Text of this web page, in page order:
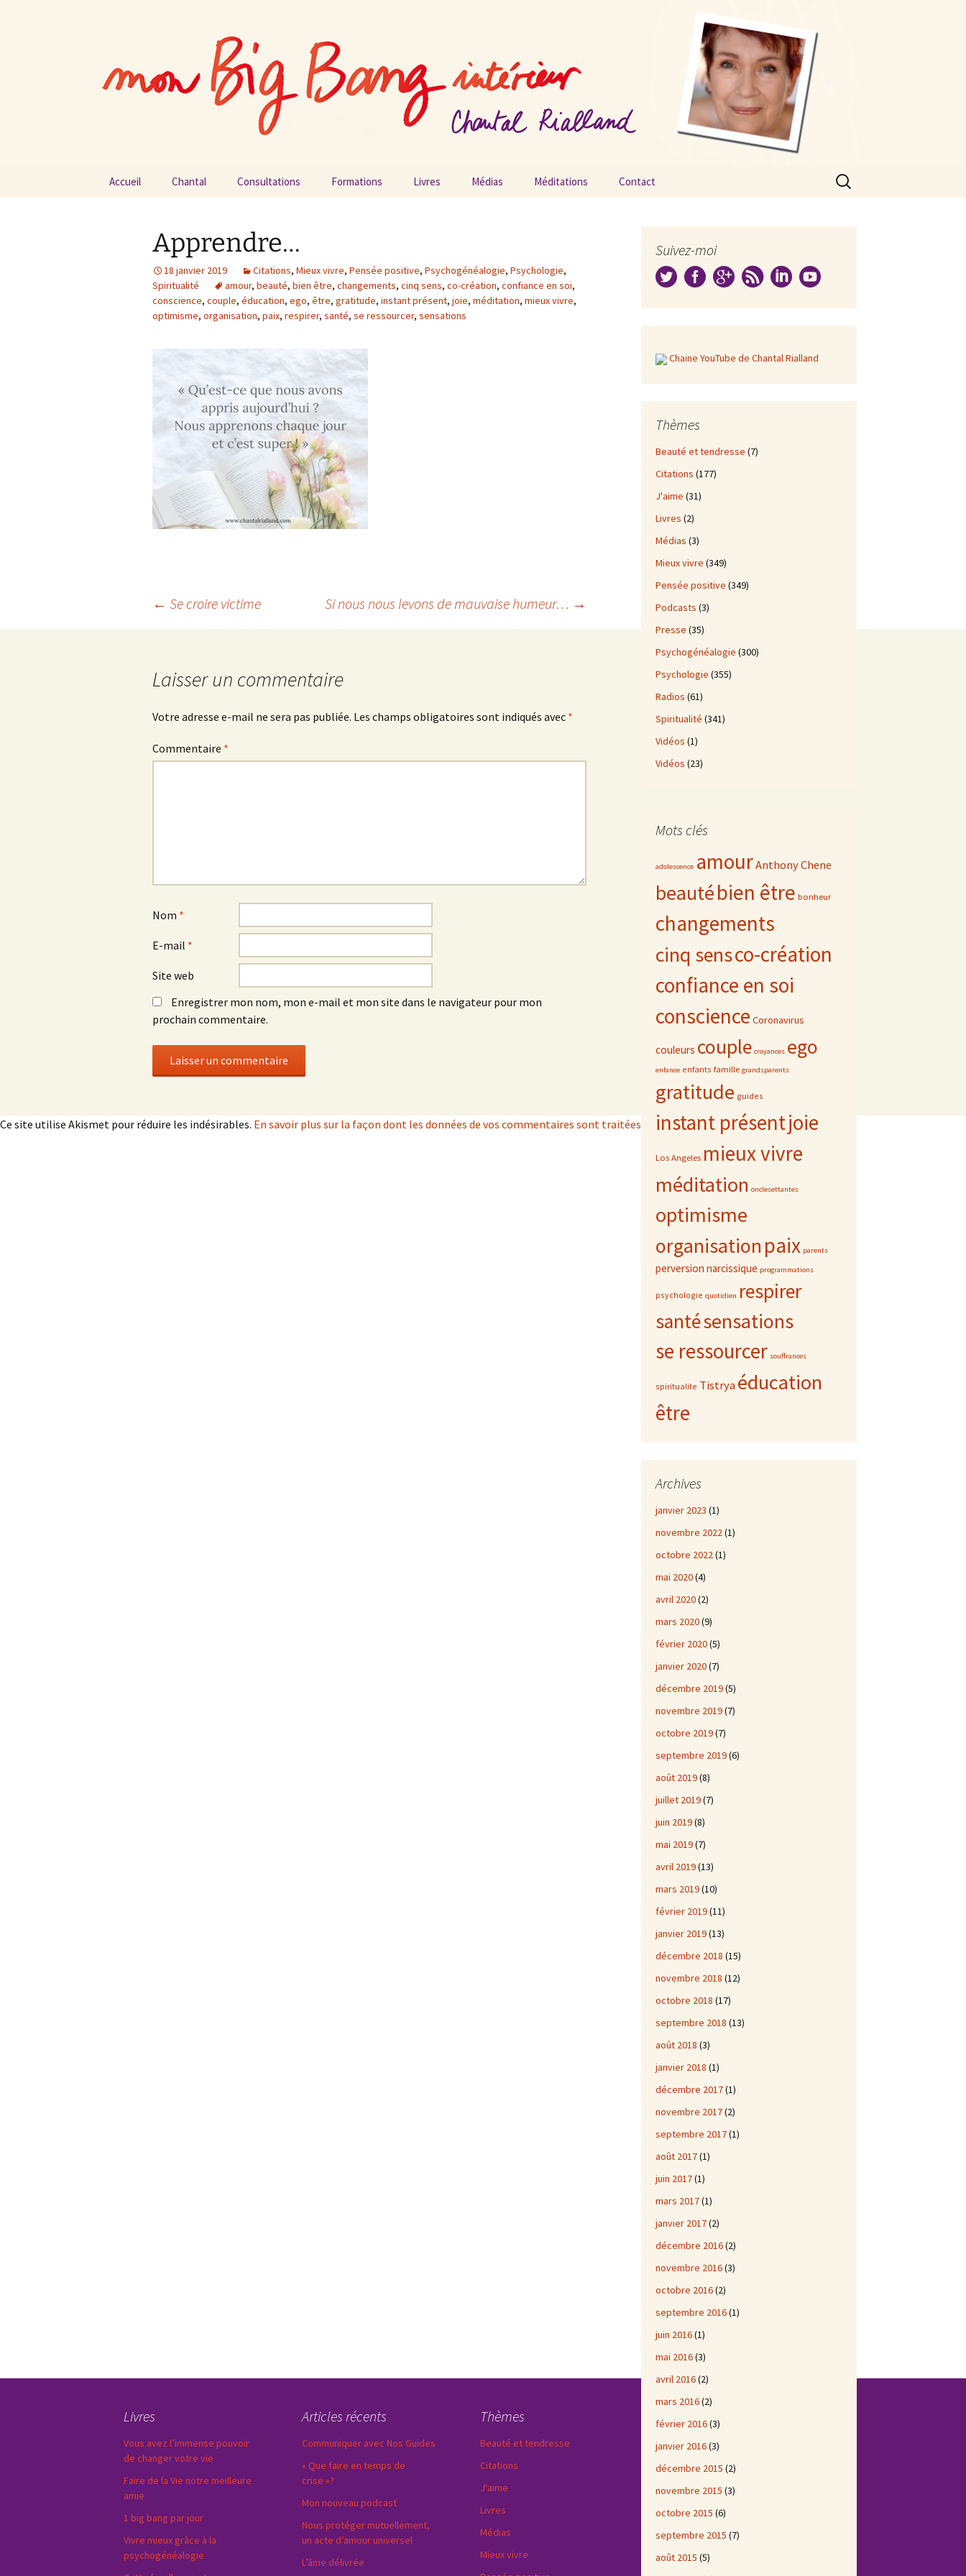
Mon big-bang intérieur
Accueil Chantal Consultations Formations Livres Médias
Radios
Méditations Contact
Rechercher :
Apprendre…
18 janvier 2019 Citations, Mieux vivre, Pensée positive, Psychogénéalogie, Psychologie,
Spiritualité
amour, beauté, bien être, changements, cinq sens, co-création, confiance en soi,
conscience, couple, éducation, ego, être, gratitude, instant présent, joie, méditation, mieux vivre,
optimisme, organisation, paix, respirer, santé, se ressourcer, sensations
← Se croire victime Si nous nous levons de mauvaise humeur… →
Laisser un commentaire
Votre adresse e-mail ne sera pas publiée. Les champs obligatoires sont indiqués avec *
Commentaire *
Nom *
E-mail *
Site web
Enregistrer mon nom, mon e-mail et mon site dans le navigateur pour mon
prochain commentaire.
Ce site utilise Akismet pour réduire les indésirables. En savoir plus sur la façon dont les données de vos commentaires sont traitées
Suivez-moi
Chaine YouTube de Chantal Rialland
Thèmes
Beauté et tendresse (7)
Citations (177)
J'aime (31)
Livres (2)
Médias (3)
Mieux vivre (349)
Pensée positive (349)
Podcasts (3)
Presse (35)
Psychogénéalogie (300)
Psychologie (355)
Radios (61)
Spiritualité (341)
Vidéos (1)
Vidéos (23)
Mots clés
adolescence amourAnthony Chene
beautébien être bonheur
changements
cinq sensco-création
confiance en soi
conscience Coronavirus
couleurs couple croyances ego
enfance enfants famille grandsparents
gratitude guides
instant présentjoie
Los Angeles mieux vivre
méditation onclesettantes
optimisme
organisationpaix parents
perversion narcissique programmations
psychologie quotidien respirer
santésensations
se ressourcer souffrances
spiritualite Tistryaéducation
être
Archives
janvier 2023 (1)
novembre 2022(1)
octobre 2022(1)
mai 2020(4)
avril 2020(2)
mars 2020(9)
février 2020(5)
janvier 2020(7)
décembre 2019(5)
novembre 2019(7)
octobre 2019(7)
septembre 2019(6)
août 2019(8)
juillet 2019(7)
juin 2019(8)
mai 2019(7)
avril 2019(13)
mars 2019(10)
février 2019(11)
janvier 2019(13)
décembre 2018 (15)
novembre 2018 (12)
octobre 2018 (17)
septembre 2018 (13)
août 2018 (3)
janvier 2018 (1)
décembre 2017(1)
novembre 2017(2)
septembre 2017(1)
août 2017(1)
juin 2017(1)
mars 2017(1)
janvier 2017(2)
décembre 2016(2)
novembre 2016(3)
octobre 2016(2)
septembre 2016(1)
juin 2016(1)
mai 2016(3)
avril 2016(2)
mars 2016(2)
février 2016(3)
janvier 2016(3)
décembre 2015 (2)
novembre 2015 (3)
octobre 2015 (6)
septembre 2015 (7)
août 2015 (5)
Livres
Vous avez l’immense pouvoir
de changer votre vie
Faire de la Vie notre meilleure
amie
1 big bang par jour
Vivre mieux grâce à la
psychogénéalogie
Articles récents
Communiquer avec Nos Guides
« Que faire en temps de
crise »?
Mon nouveau podcast
Nous protéger mutuellement,
un acte d’amour universel
L’âme délivrée
Thèmes
Beauté et tendresse
Citations
J'aime
Livres
Médias
Mieux vivre